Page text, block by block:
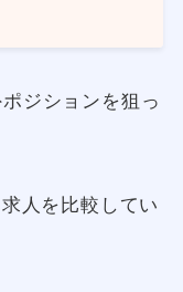
ジションを狙っ
人を比較してい